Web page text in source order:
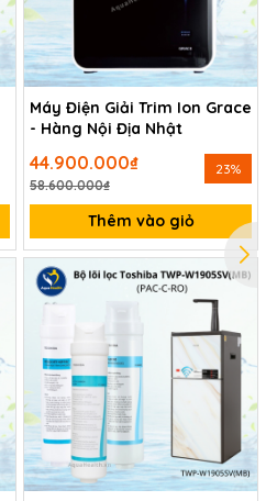
Máy Điện Giải Trim Ion Grace
- Hàng Nội Địa Nhật
44.900.000₫
58.600.000₫
23%
Thêm vào giỏ